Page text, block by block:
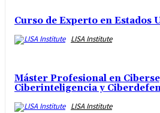
Curso de Experto en Estados
LISA Institute
Máster Profesional en
Ciberinteligencia y
LISA Institute